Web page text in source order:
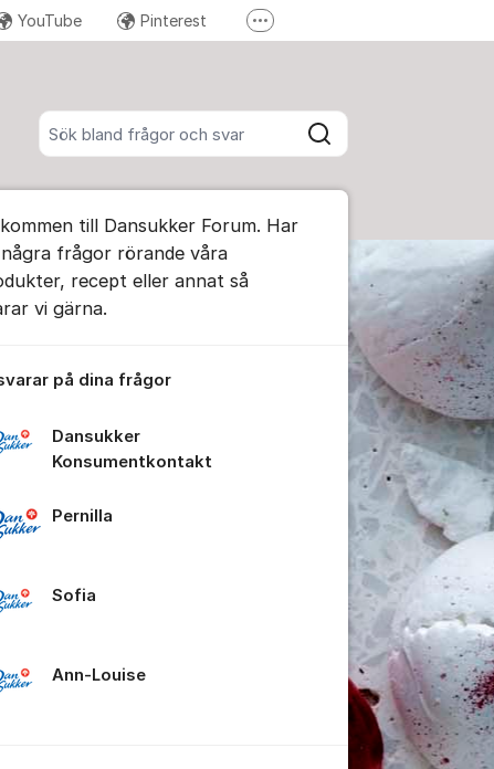
Sök bland alla inlägg
Sök
YouTube Pinterest Fler supportlänkar
kommentaren
för inlägg/kommentar
för inlägg/kommentar
till Dansukker Forum. Har
frågor rörande våra
recept eller annat så
vi gärna.
på dina frågor
Dansukker
Konsumentkontakt
Pernilla
Sofia
Ann-Louise